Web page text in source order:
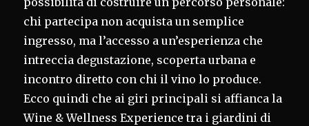
chi partecipa non acquista un semplice
ingresso, ma l’accesso a un’esperienza che
intreccia degustazione, scoperta urbana e
incontro diretto con chi il vino lo produce.
Ecco quindi che ai giri principali si affianca la
Wine & Wellness Experience tra i giardini di